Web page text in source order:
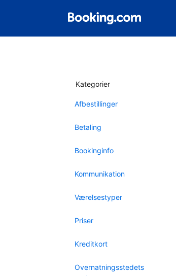
Kategorier
Afbestillinger
Betaling
Bookinginfo
Kommunikation
Værelsestyper
Priser
Kreditkort
Overnatningsstedets